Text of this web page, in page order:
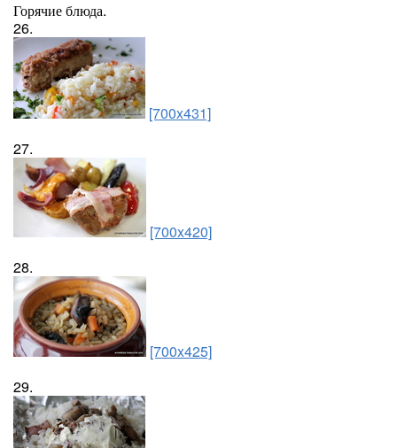
Горячие блюда.
26.
[700x431]
27.
[700x420]
28.
[700x425]
29.